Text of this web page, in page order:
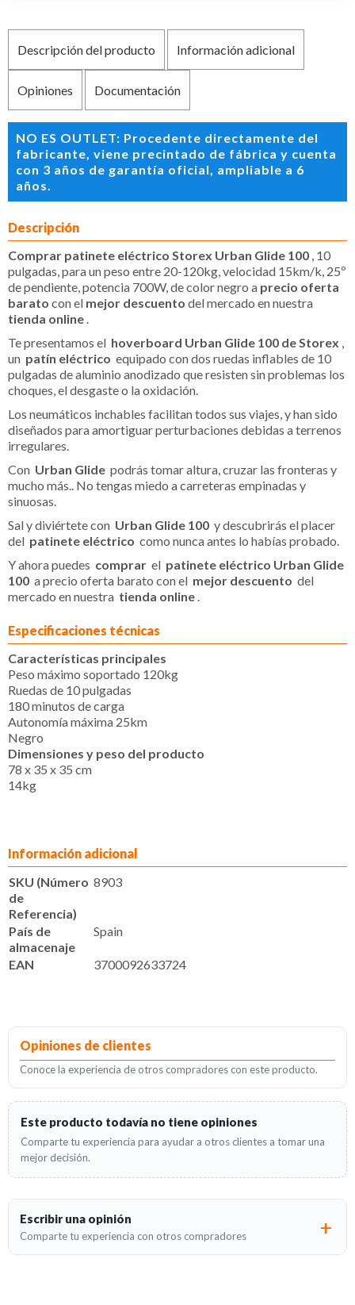
Descripción del producto Información adicional
Opiniones Documentación
NO ES OUTLET: Procedente directamente del
fabricante, viene precintado de fábrica y cuenta
con 3 años de garantía oficial, ampliable a 6
años.
Descripción
Comprar patinete eléctrico Storex Urban Glide 100 , 10
pulgadas, para un peso entre 20-120kg, velocidad 15km/k, 25º
de pendiente, potencia 700W, de color negro a precio oferta
barato con el mejor descuento del mercado en nuestra
tienda online .
Te presentamos el hoverboard Urban Glide 100 de Storex ,
un patín eléctrico equipado con dos ruedas inflables de 10
pulgadas de aluminio anodizado que resisten sin problemas los
choques, el desgaste o la oxidación.
Los neumáticos inchables facilitan todos sus viajes, y han sido
diseñados para amortiguar perturbaciones debidas a terrenos
irregulares.
Con Urban Glide podrás tomar altura, cruzar las fronteras y
mucho más.. No tengas miedo a carreteras empinadas y
sinuosas.
Sal y diviértete con Urban Glide 100 y descubrirás el placer
del patinete eléctrico como nunca antes lo habías probado.
Y ahora puedes comprar el patinete eléctrico Urban Glide
100 a precio oferta barato con el mejor descuento del
mercado en nuestra tienda online .
Especificaciones técnicas
Características principales
Peso máximo soportado 120kg
Ruedas de 10 pulgadas
180 minutos de carga
Autonomía máxima 25km
Negro
Dimensiones y peso del producto
78 x 35 x 35 cm
14kg
Información adicional
SKU (Número
de
Referencia)
8903
País de
almacenaje
Spain
EAN 3700092633724
Opiniones de clientes
Conoce la experiencia de otros compradores con este producto.
Este producto todavía no tiene opiniones
Comparte tu experiencia para ayudar a otros clientes a tomar una
mejor decisión.
Escribir una opinión
Comparte tu experiencia con otros compradores